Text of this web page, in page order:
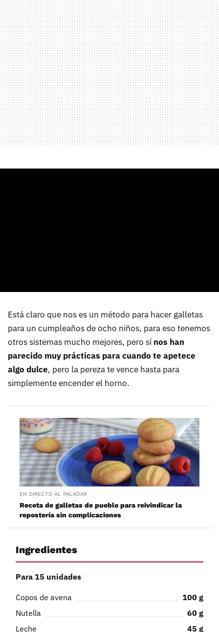
Está claro que nos es un método para hacer galletas
para un cumpleaños de ocho niños, para eso tenemos
otros sistemas mucho mejores, pero sí nos han
parecido muy prácticas para cuando te apetece
algo dulce, pero la pereza te vence hasta para
simplemente encender el horno.
EN DIRECTO AL PALADAR
Receta de galletas de pueblo para reivindicar la
repostería sin complicaciones
Ingredientes
Para 15 unidades
Copos de avena 100 g
Nutella
60 g
Leche
45 g